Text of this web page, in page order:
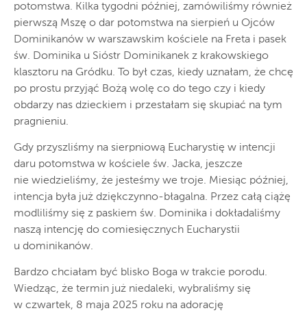
potomstwa. Kilka tygodni później, zamówiliśmy również
pierwszą Mszę o dar potomstwa na sierpień u Ojców
Dominikanów w warszawskim kościele na Freta i pasek
św. Dominika u Sióstr Dominikanek z krakowskiego
klasztoru na Gródku. To był czas, kiedy uznałam, że chcę
po prostu przyjąć Bożą wolę co do tego czy i kiedy
obdarzy nas dzieckiem i przestałam się skupiać na tym
pragnieniu.
Gdy przyszliśmy na sierpniową Eucharystię w intencji
daru potomstwa w kościele św. Jacka, jeszcze
nie wiedzieliśmy, że jesteśmy we troje. Miesiąc później,
intencja była już dziękczynno-błagalna. Przez całą ciążę
modliliśmy się z paskiem św. Dominika i dokładaliśmy
naszą intencję do comiesięcznych Eucharystii
u dominikanów.
Bardzo chciałam być blisko Boga w trakcie porodu.
Wiedząc, że termin już niedaleki, wybraliśmy się
w czwartek, 8 maja 2025 roku na adorację